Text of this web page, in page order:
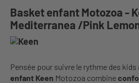
Basket enfant Motozoa -
Mediterranea /Pink
Pensée pour suivre le rythme des kids
enfant Keen Motozoa combine